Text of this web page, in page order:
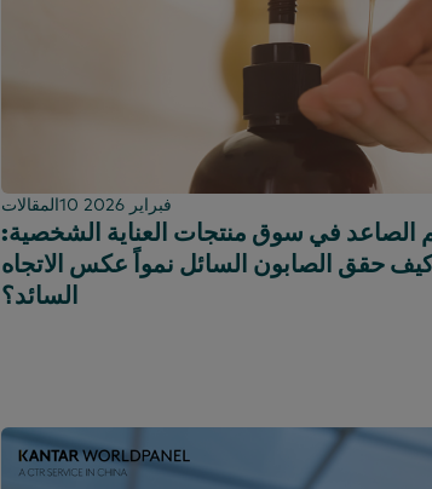
المقالات 10 فبراير 2026
الصاعد في سوق منتجات العناية الشخصية:
حقق الصابون السائل نمواً عكس الاتجاه
السائد؟